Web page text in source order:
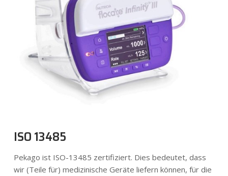
ISO 13485
Pekago ist ISO-13485 zertifiziert. Dies bedeutet, dass
wir (Teile für) medizinische Geräte liefern können, für die